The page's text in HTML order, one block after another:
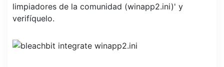
limpiadores de la comunidad (winapp2.ini)' y
verifíquelo.